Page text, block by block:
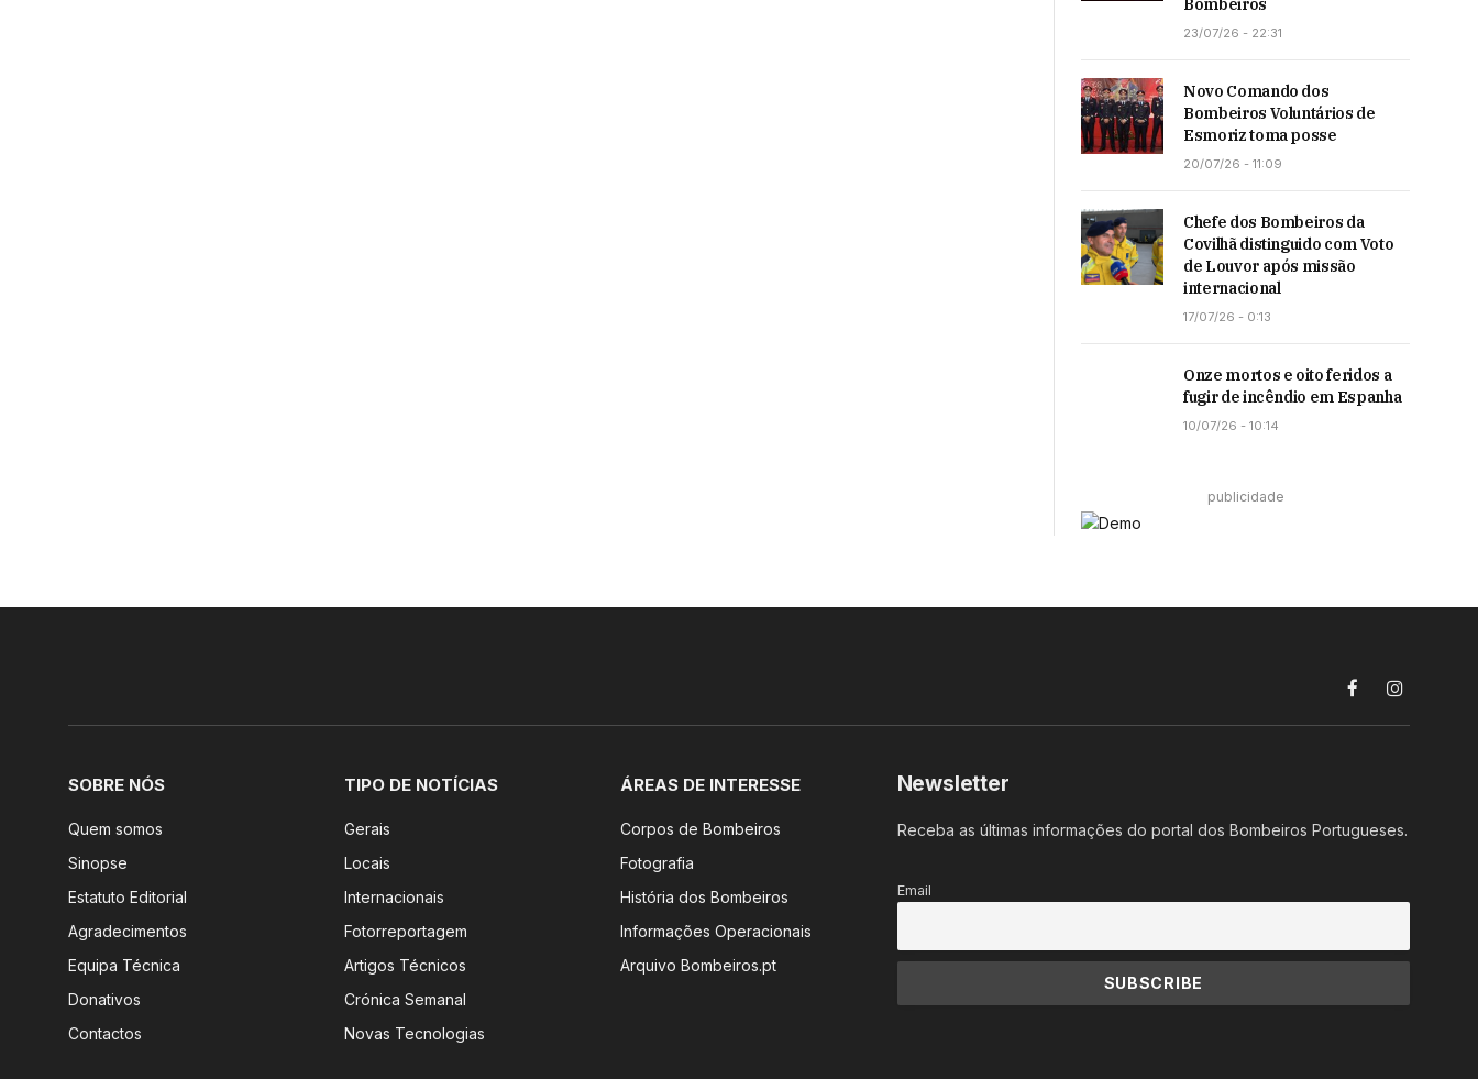
Bombeiros
23/07/26 - 22:31
Novo Comando dos
Bombeiros Voluntários de
Esmoriz toma posse
20/07/26 - 11:09
Chefe dos Bombeiros da
Covilhã distinguido com Voto
de Louvor após missão
internacional
17/07/26 - 0:13
Onze mortos e oito feridos a
fugir de incêndio em Espanha
10/07/26 - 10:14
publicidade
FacebookInstagram
SOBRE NÓS
Quem somos
Sinopse
Estatuto Editorial
Agradecimentos
Equipa Técnica
Donativos
Contactos
TIPO DE NOTÍCIAS
Gerais
Locais
Internacionais
Fotorreportagem
Artigos Técnicos
Crónica Semanal
Novas Tecnologias
ÁREAS DE INTERESSE
Corpos de Bombeiros
Fotografia
História dos Bombeiros
Informações Operacionais
Arquivo Bombeiros.pt
Newsletter
Receba as últimas informações do portal dos Bombeiros Portugueses.
Email